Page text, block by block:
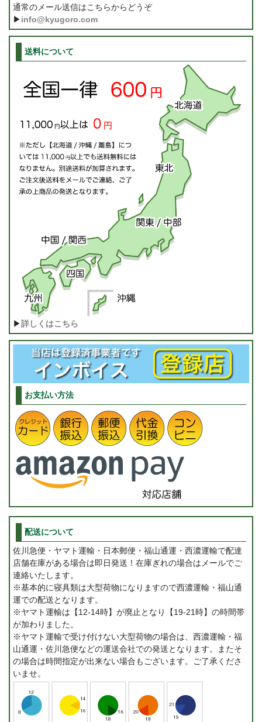
通常のメール送信はこちらからどうぞ
▶ info@kyugoro.com
送料について
▶詳しくはこちら
お支払い方法
配送について
佐川急便・ヤマト運輸・日本郵便・福山通運・西濃運輸で配達
店舗在庫がある場合は即日発送！在庫ぎれの場合はメールでご
連絡いたします。
※基本的に寝具類は大型荷物になりますので西濃運輸・福山通
運での配送となります。
※ヤマト運輸は【12-14時】が廃止となり【19-21時】の時間帯
が加わりました。
※ヤマト運輸で受け付けない大型荷物の場合は、西濃運輸・福
山通運・佐川急便などの運送会社での発送となります。またそ
の場合は時間指定が出来ない場合もございます。ご了承くださ
いませ。